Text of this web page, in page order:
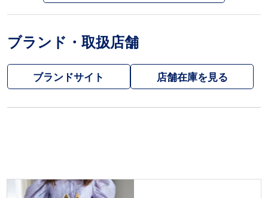
ブランド・取扱店舗
ブランドサイト